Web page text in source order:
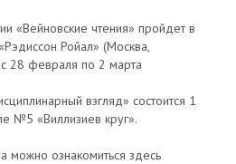
«Вейновские чтения» пройдет в
Ройал» (Москва,
с 28 февраля по 2 марта
взгляд» состоится 1
№5 «Виллизиев круг».
можно ознакомиться здесь